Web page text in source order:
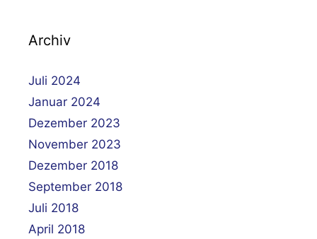
Archiv
Juli 2024
Januar 2024
Dezember 2023
November 2023
Dezember 2018
September 2018
Juli 2018
April 2018